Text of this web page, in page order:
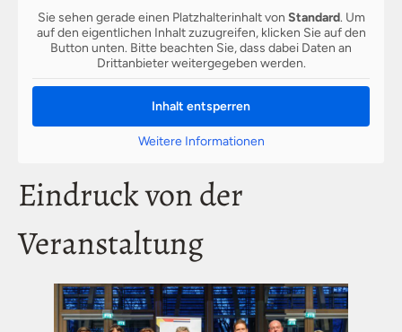
Sie sehen gerade einen Platzhalterinhalt von Standard. Um
auf den eigentlichen Inhalt zuzugreifen, klicken Sie auf den
Button unten. Bitte beachten Sie, dass dabei Daten an
Drittanbieter weitergegeben werden.
Inhalt entsperren
Weitere Informationen
Eindruck von der
Veranstaltung